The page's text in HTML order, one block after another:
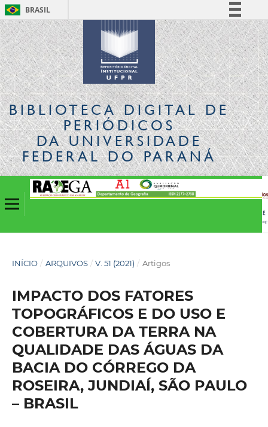
BRASIL
Simplifique!
Comunica BR
Participe
Acesso à informação
Legislação
Canais
BIBLIOTECA DIGITALDE
PERIÓDICOS
DA UNIVERSIDADE
FEDERAL DO PARANÁ
INÍCIO / ARQUIVOS / V. 51 (2021) / Artigos
IMPACTO DOS FATORES
TOPOGRÁFICOS E DO USO E
COBERTURA DA TERRA NA
QUALIDADE DAS ÁGUAS DA
BACIA DO CÓRREGO DA
ROSEIRA, JUNDIAÍ, SÃO PAULO
– BRASIL